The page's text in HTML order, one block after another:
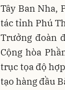
Tây Ban Nha,
tác tỉnh Phú
Trưởng đoàn
Cộng hòa
trục tọa độ
tạo hàng đầu